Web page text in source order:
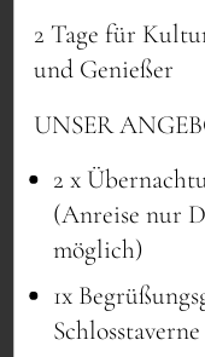
*Aufpreise
Alle
2 Tage für
und Genießer
UNSER
2 x
(Anreise nur
möglich)
1x
Schlosstaverne